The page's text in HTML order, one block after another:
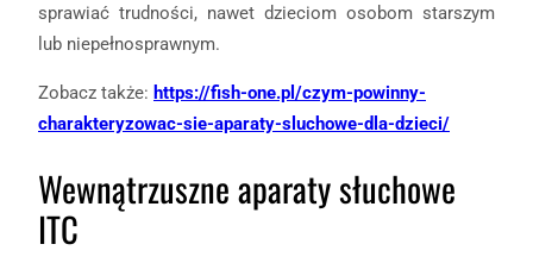
sprawiać trudności, nawet dzieciom osobom starszym
lub niepełnosprawnym.
Zobacz także: https://fish-one.pl/czym-powinny-
charakteryzowac-sie-aparaty-sluchowe-dla-dzieci/
Wewnątrzuszne aparaty słuchowe
ITC